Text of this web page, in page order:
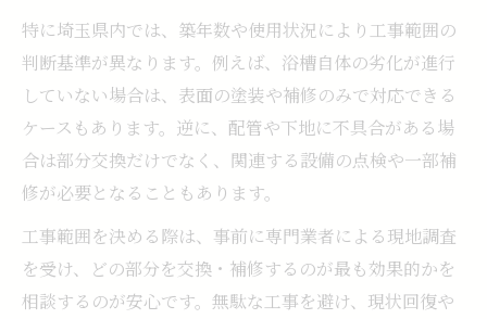
特に埼玉県内では、築年数や使用状況により工事範囲の
判断基準が異なります。例えば、浴槽自体の劣化が進行
していない場合は、表面の塗装や補修のみで対応できる
ケースもあります。逆に、配管や下地に不具合がある場
合は部分交換だけでなく、関連する設備の点検や一部補
修が必要となることもあります。
工事範囲を決める際は、事前に専門業者による現地調査
を受け、どの部分を交換・補修するのが最も効果的かを
相談するのが安心です。無駄な工事を避け、現状回復や